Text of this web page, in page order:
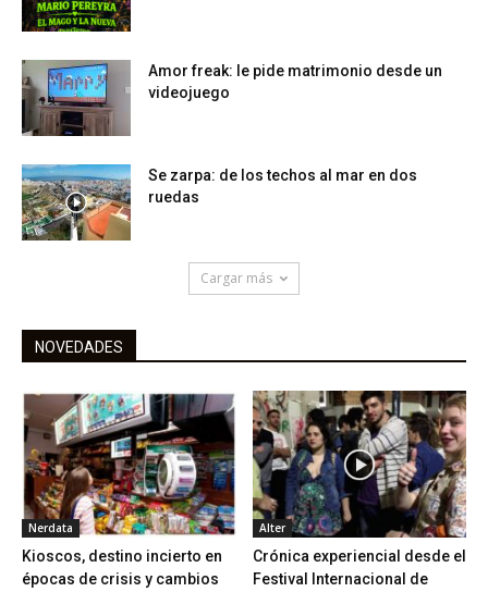
Amor freak: le pide matrimonio desde un
videojuego
Se zarpa: de los techos al mar en dos
ruedas
Cargar más
NOVEDADES
Nerdata
Kioscos, destino incierto en
épocas de crisis y cambios
Alter
Crónica experiencial desde el
Festival Internacional de